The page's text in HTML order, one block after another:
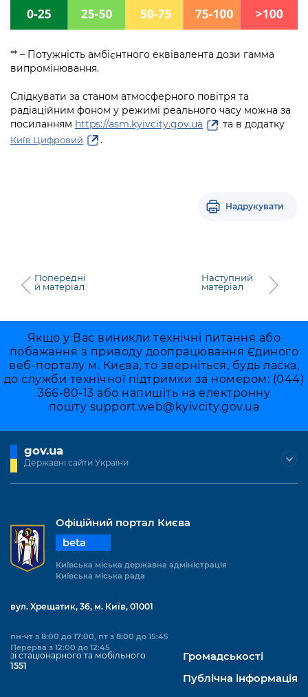
** – Потужність амбієнтного еквівалента дози гамма
випромінювання.
Слідкувати за станом атмосферного повітря та
радіаційним фоном у режимі реального часу можна за
посиланням https://asm.kyivcity.gov.ua та в додатку
Київ Цифровий .
Надрукувати
Попередні
й матеріал
Наступний
матеріал
Якщо у Вас виникли технічні питання або
побажання з приводу доопрацювання Єдиного
веб-порталу м. Києва, то зверніться, будь ласка,
до служби технічної підтримки за номером: (044)
366-80-13 або напишіть на електронну
пошту support.web@kyivcity.gov.ua
gov.ua
Державні сайти України
Офіційний портал Києва
beta
Київська міська державна адміністрація
Київська міська рада
вул. Хрещатик, 36, м. Київ, 01001
пн-чт з 8:00 до 17:00, пт з 8:00 до 15:45
Перерва з 12:00 до 12:45
зі стаціонарного та мобільного
1551
Громадськості
Публічна інформація